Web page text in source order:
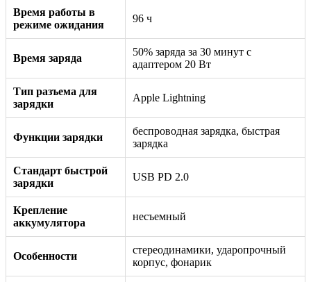
Время работы в
режиме ожидания
96 ч
Время заряда
50% заряда за 30 минут с
адаптером 20 Вт
Тип разъема для
зарядки
Apple Lightning
Функции зарядки
беспроводная зарядка, быстрая
зарядка
Стандарт быстрой
зарядки
USB PD 2.0
Крепление
аккумулятора
несъемный
Особенности
стереодинамики, ударопрочный
корпус, фонарик